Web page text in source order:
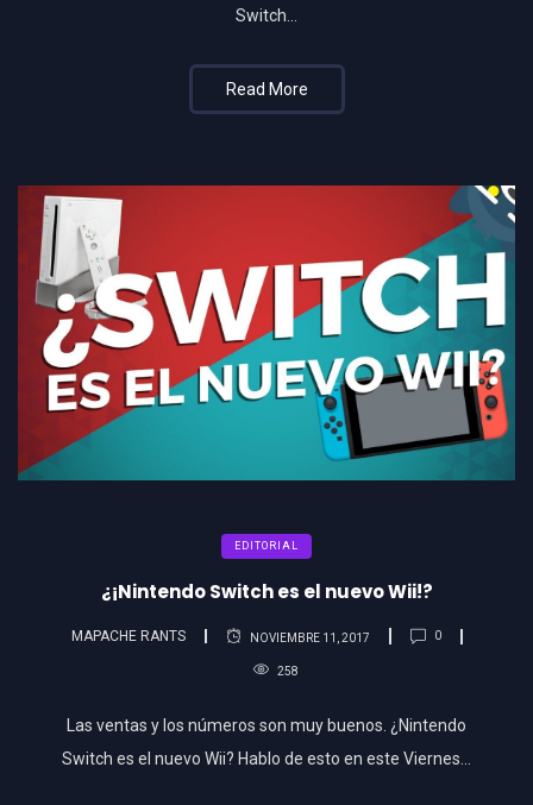
Switch…
Read More
EDITORIAL
¿¡Nintendo Switch es el nuevo Wii!?
MAPACHE RANTS NOVIEMBRE 11, 2017 0
258
Las ventas y los números son muy buenos. ¿Nintendo
Switch es el nuevo Wii? Hablo de esto en este Viernes…